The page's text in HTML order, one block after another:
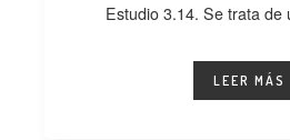
Estudio 3.14. Se trata de
LEER MÁS